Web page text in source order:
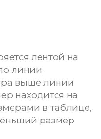
лентой на
линии,
выше линии
находится на
в таблице,
размер